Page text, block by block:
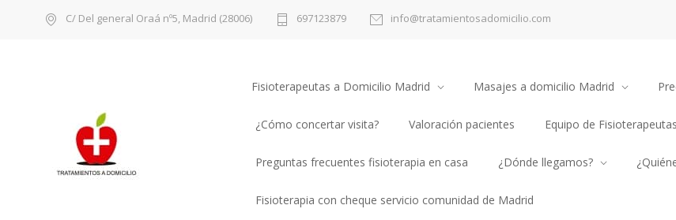
C/ Del general Oraá nº5, Madrid (28006) 697123879 info@tratamientosadomicilio.com
Fisioterapeutas a Domicilio Madrid Masajes a domicilio Madrid
¿Cómo concertar visita? Valoración pacientes Equipo de
Preguntas frecuentes fisioterapia en casa ¿Dónde llegamos?
Fisioterapia con cheque servicio comunidad de Madrid